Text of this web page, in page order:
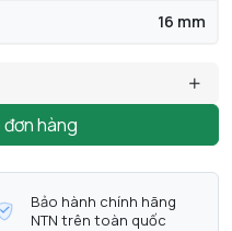
16 mm
hàng
Bảo hành chính hãng
NTN trên toàn quốc